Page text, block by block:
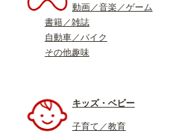
動画／音楽／ゲーム
書籍／雑誌
自動車／バイク
その他趣味
キッズ・ベビー
子育て／教育